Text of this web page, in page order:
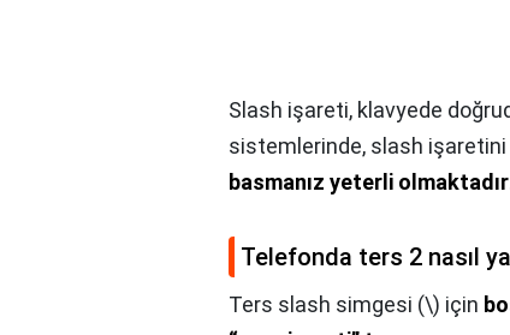
Slash işareti, klavyede
sistemlerinde, slash
basmanız yeterli olmaktadır
Telefonda ters 2 nasıl
Ters slash simgesi (\) için